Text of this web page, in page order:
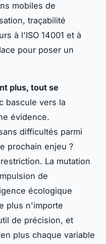
mobiles de
traçabilité
à l'ISO 14001 et à
pour poser un
plus, tout se
bascule vers la
évidence.
difficultés parmi
prochain enjeu ?
La mutation
de
écologique
plus n'importe
de précision, et
plus chaque variable